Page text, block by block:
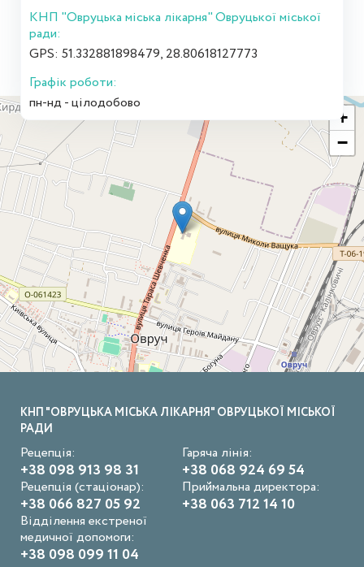
КНП "Овруцька міська лікарня" Овруцької міської
ради:
GPS: 51.332881898479, 28.80618127773
Графік роботи:
пн-нд - цілодобово
+
−
КНП "ОВРУЦЬКА МІСЬКА ЛІКАРНЯ" ОВРУЦЬКОЇ МІСЬКОЇ
РАДИ
Рецепція:
+38 098 913 98 31
Гаряча лінія:
+38 068 924 69 54
Рецепція (стаціонар):
+38 066 827 05 92
Приймальна директора:
+38 063 712 14 10
Відділення екстреної
медичної допомоги:
+38 098 099 11 04